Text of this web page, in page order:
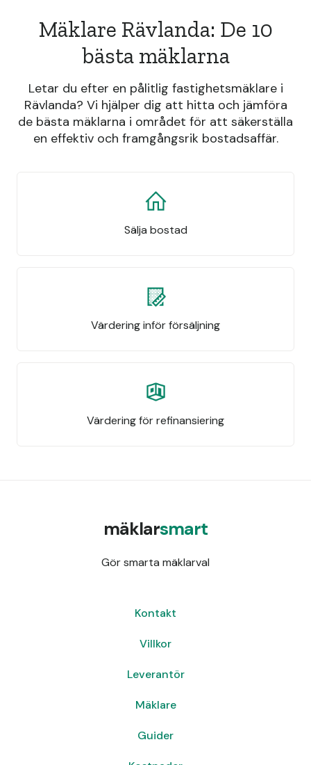
Mäklare Rävlanda: De 10
bästa mäklarna
Letar du efter en pålitlig fastighetsmäklare i
Rävlanda? Vi hjälper dig att hitta och jämföra
de bästa mäklarna i området för att säkerställa
en effektiv och framgångsrik bostadsaffär.
Sälja bostad
Värdering inför försäljning
Värdering för refinansiering
mäklarsmart
Gör smarta mäklarval
Kontakt
Villkor
Leverantör
Mäklare
Guider